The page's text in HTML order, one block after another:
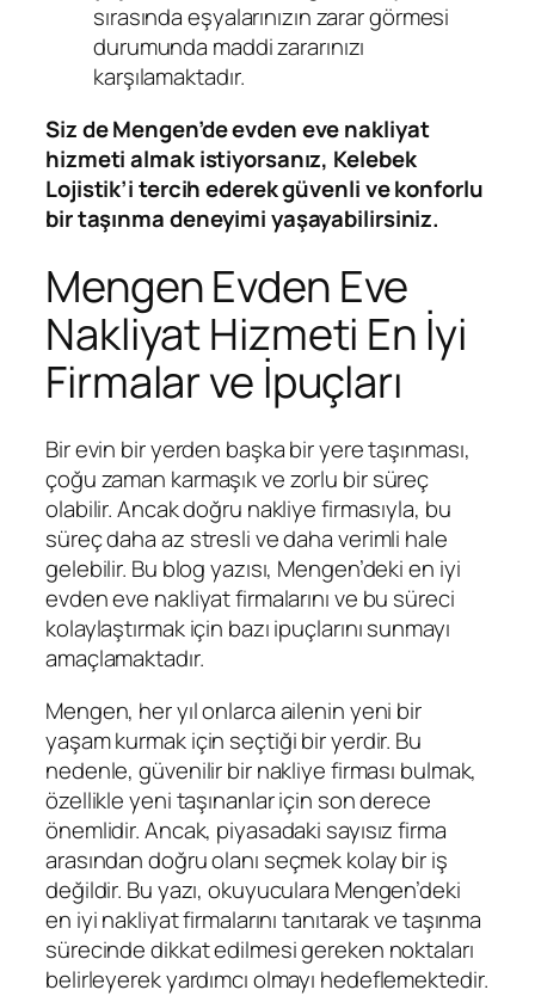
sırasında eşyalarınızın zarar görmesi
durumunda maddi zararınızı
karşılamaktadır.
Siz de Mengen’de evden eve nakliyat
hizmeti almak istiyorsanız, Kelebek
Lojistik’i tercih ederek güvenli ve konforlu
bir taşınma deneyimi yaşayabilirsiniz.
Mengen Evden Eve
Nakliyat Hizmeti En İyi
Firmalar ve İpuçları
Bir evin bir yerden başka bir yere taşınması,
çoğu zaman karmaşık ve zorlu bir süreç
olabilir. Ancak doğru nakliye firmasıyla, bu
süreç daha az stresli ve daha verimli hale
gelebilir. Bu blog yazısı, Mengen’deki en iyi
evden eve nakliyat firmalarını ve bu süreci
kolaylaştırmak için bazı ipuçlarını sunmayı
amaçlamaktadır.
Mengen, her yıl onlarca ailenin yeni bir
yaşam kurmak için seçtiği bir yerdir. Bu
nedenle, güvenilir bir nakliye firması bulmak,
özellikle yeni taşınanlar için son derece
önemlidir. Ancak, piyasadaki sayısız firma
arasından doğru olanı seçmek kolay bir iş
değildir. Bu yazı, okuyuculara Mengen’deki
en iyi nakliyat firmalarını tanıtarak ve taşınma
sürecinde dikkat edilmesi gereken noktaları
belirleyerek yardımcı olmayı hedeflemektedir.